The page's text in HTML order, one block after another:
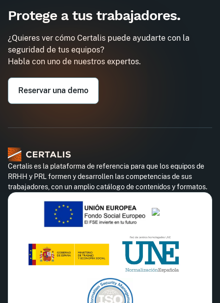
Demander un devis
CAP - Formación inicial
entreprise dans l'heure
Email professionnel*
Protege a tus trabajadores.
¿Quieres ver cómo Certalis puede ayudarte con la
seguridad de tus equipos?
Habla con uno de nuestros expertos.
Reservar una demo
Certalis es la plataforma de referencia para que los equipos de
RRHH y PRL formen y desarrollen las competencias de sus
trabajadores, con un amplio catálogo de contenidos y formatos.